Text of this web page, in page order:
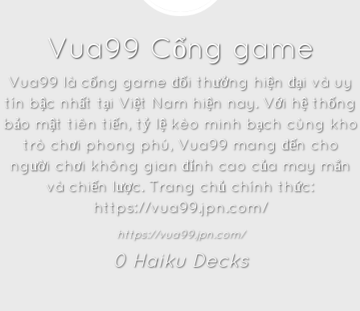
Vua99 Cổng game
Vua99 là cổng game đổi thưởng hiện đại và uy
tín bậc nhất tại Việt Nam hiện nay. Với hệ thống
bảo mật tiên tiến, tỷ lệ kèo minh bạch cùng kho
trò chơi phong phú, Vua99 mang đến cho
người chơi không gian đỉnh cao của may mắn
và chiến lược. Trang chủ chính thức:
https://vua99.jpn.com/
https://vua99.jpn.com/
0Haiku Decks